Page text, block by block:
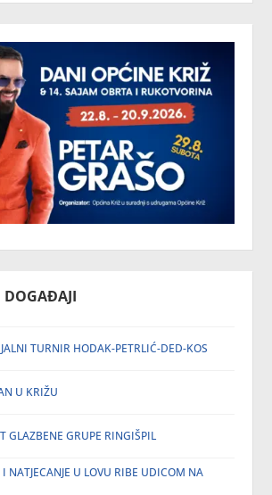
DOGAĐAJI
TURNIR HODAK-PETRLIĆ-DED-KOS
U KRIŽU
GLAZBENE GRUPE RINGIŠPIL
I NATJECANJE U LOVU RIBE UDICOM NA